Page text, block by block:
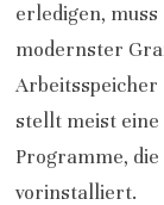
erledigen,
modernster
Arbeitsspeicher
stellt meist eine
Programme,
vorinstalliert.